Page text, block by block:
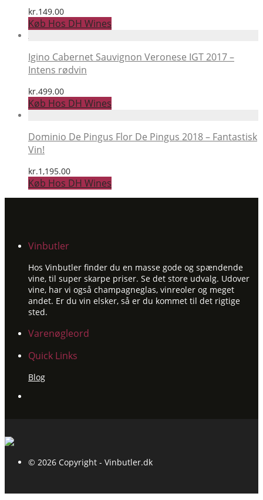
kr.149.00
Køb Hos DH Wines
Igino Cabernet Sauvignon Veronese IGT 2017 –
Intens rødvin
kr.499.00
Køb Hos DH Wines
Dominio De Pingus Flor De Pingus 2018 – Fantastisk
Vin!
kr.1,195.00
Køb Hos DH Wines
Vinbutler
Hos Vinbutler finder du en masse gode og spændende
vine, til super skarpe priser. Se det store udvalg. Udover
vine, har vi også champagneglas, vinreoler og meget
andet. Er du vin elsker, så er du kommet til det rigtige
sted.
Varenøgleord
Quick Links
Blog
© 2026 Copyright - Vinbutler.dk